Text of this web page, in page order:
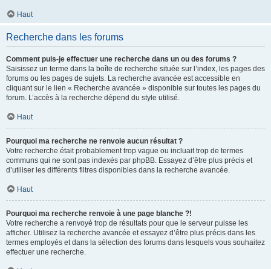
Haut
Recherche dans les forums
Comment puis-je effectuer une recherche dans un ou des forums ?
Saisissez un terme dans la boîte de recherche située sur l’index, les pages des
forums ou les pages de sujets. La recherche avancée est accessible en
cliquant sur le lien « Recherche avancée » disponible sur toutes les pages du
forum. L’accès à la recherche dépend du style utilisé.
Haut
Pourquoi ma recherche ne renvoie aucun résultat ?
Votre recherche était probablement trop vague ou incluait trop de termes
communs qui ne sont pas indexés par phpBB. Essayez d’être plus précis et
d’utiliser les différents filtres disponibles dans la recherche avancée.
Haut
Pourquoi ma recherche renvoie à une page blanche ?!
Votre recherche a renvoyé trop de résultats pour que le serveur puisse les
afficher. Utilisez la recherche avancée et essayez d’être plus précis dans les
termes employés et dans la sélection des forums dans lesquels vous souhaitez
effectuer une recherche.